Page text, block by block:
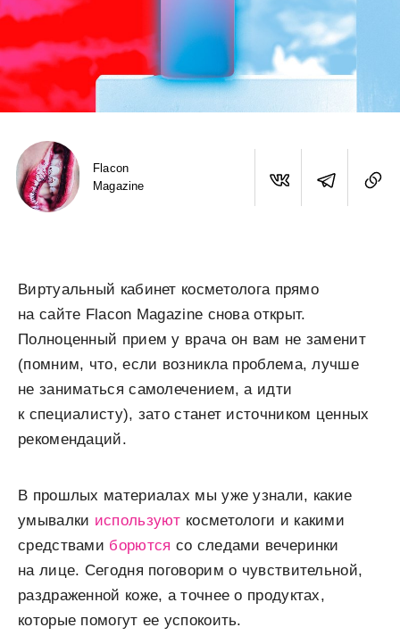
Flacon
Magazine
Виртуальный кабинет косметолога прямо
на сайте Flacon Magazine снова открыт.
Полноценный прием у врача он вам не заменит
(помним, что, если возникла проблема, лучше
не заниматься самолечением, а идти
к специалисту), зато станет источником ценных
рекомендаций.
В прошлых материалах мы уже узнали, какие
умывалки используют косметологи и какими
средствами борются со следами вечеринки
на лице. Сегодня поговорим о чувствительной,
раздраженной коже, а точнее о продуктах,
которые помогут ее успокоить.